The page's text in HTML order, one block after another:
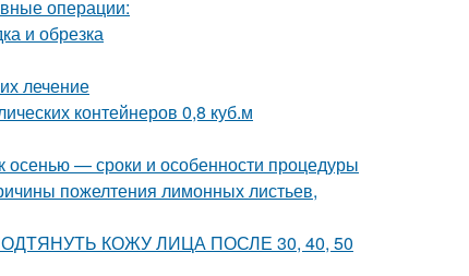
операции:
и обрезка
лечение
контейнеров 0,8 куб.м
осенью — сроки и особенности процедуры
пожелтения лимонных листьев,
ПОДТЯНУТЬ КОЖУ ЛИЦА ПОСЛЕ 30, 40, 50